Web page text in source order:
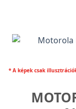
* A képek csak